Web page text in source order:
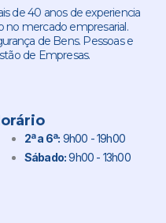
de 40 anos de experiencia
mercado empresarial.
de Bens. Pessoas e
de Empresas.
2ª a 6ª: 9h00 - 19h00
Sábado:9h00 - 13h00